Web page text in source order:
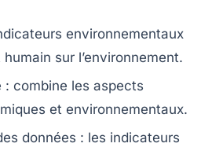
environnementaux
sur l’environnement.
: combine les aspects
et environnementaux.
données : les indicateurs